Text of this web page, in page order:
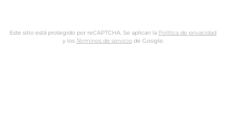
Este sitio está protegido por reCAPTCHA. Se aplican la Política de privacidad
y los Términos de serviciode Google.